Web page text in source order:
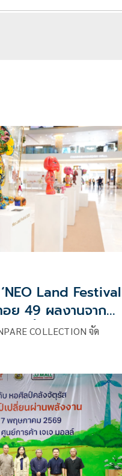
Land Festival
ย 49 ผลงานจาก
สันพื้นที่ศิลปะ-ไลฟ์
COLLECTION จัด